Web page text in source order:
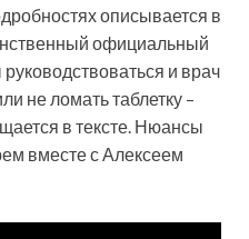
описывается в
официальный
и врач
не ломать таблетку –
в тексте. Нюансы
вместе с Алексеем